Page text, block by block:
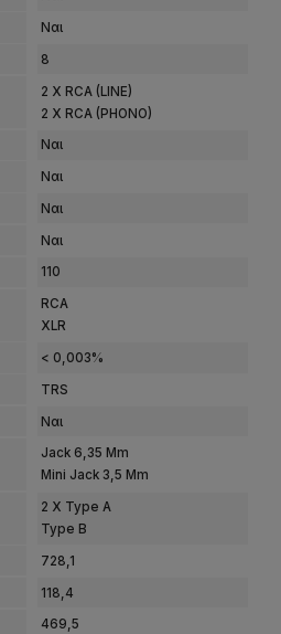
Ναι
8
2 X RCA (LINE)
2 X RCA (PHONO)
Ναι
Ναι
Ναι
Ναι
110
RCA
XLR
< 0,003%
TRS
Ναι
Jack 6,35 Mm
Mini Jack 3,5 Mm
2 X Type A
Type B
728,1
118,4
469,5